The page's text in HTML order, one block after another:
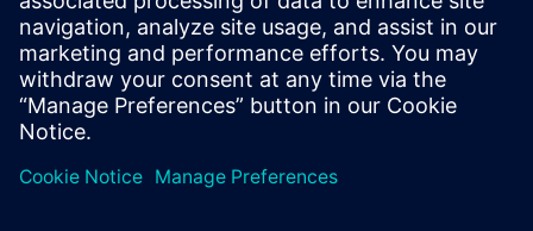
Ponovno kalibrirajte stanicu ili izvršite zdravstvene
preglede autonomno.